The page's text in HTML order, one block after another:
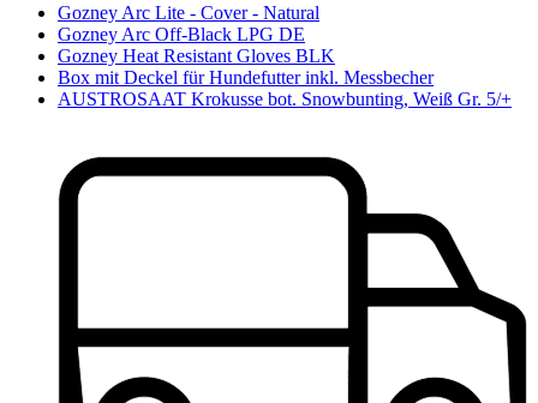
Gozney Arc Lite - Cover - Natural
Gozney Arc Off-Black LPG DE
Gozney Heat Resistant Gloves BLK
Box mit Deckel für Hundefutter inkl. Messbecher
AUSTROSAAT Krokusse bot. Snowbunting, Weiß Gr. 5/+